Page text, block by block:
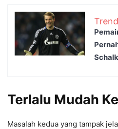
Terlalu Mudah
Masalah kedua yang tampak